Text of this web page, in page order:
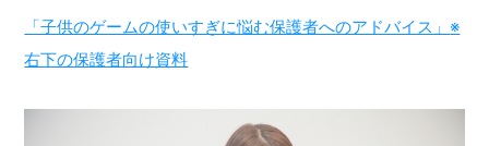
「子供のゲームの使いすぎに悩む保護者へのアドバイス」 ※
右下の保護者向け資料